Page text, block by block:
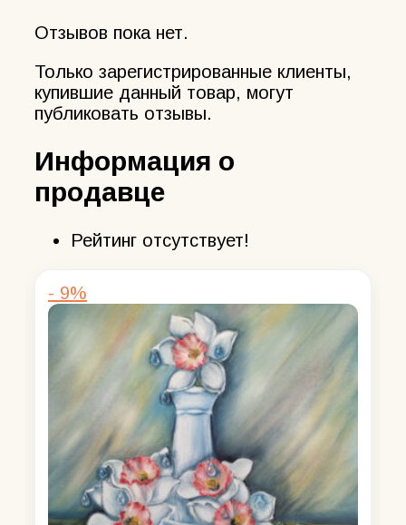
Отзывов пока нет.
Только зарегистрированные клиенты,
купившие данный товар, могут
публиковать отзывы.
Информация о
продавце
Рейтинг отсутствует!
- 9%